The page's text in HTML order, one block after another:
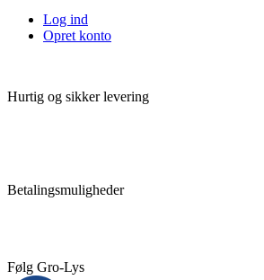
Log ind
Opret konto
Hurtig og sikker levering
Betalingsmuligheder
Følg Gro-Lys